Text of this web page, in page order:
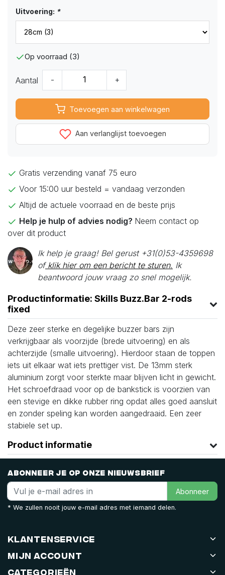
Uitvoering: *
Op voorraad (3)
Aantal - +
Toevoegen aan winkelwagen
Aan verlanglijst toevoegen
Gratis verzending vanaf 75 euro
Voor 15:00 uur besteld = vandaag verzonden
Altijd de actuele voorraad en de beste prijs
Help je hulp of advies nodig? Neem contact op
over dit product
Ik help je graag! Bel gerust +31(0)53-4359698
ofklik hier om een bericht te sturen. Ik
beantwoord jouw vraag zo snel mogelijk.
Productinformatie: Skills Buzz.Bar 2-rods
fixed
Deze zeer sterke en degelijke buzzer bars zijn
verkrijgbaar als voorzijde (brede uitvoering) en als
achterzijde (smalle uitvoering). Hierdoor staan de toppen
iets uit elkaar wat iets prettiger vist. De 13mm sterk
aluminium zorgt voor sterkte maar blijven licht in gewicht.
Het schroefdraad voor op de bankstick is voorzien van
een stevige en dikke rubber ring opdat alles goed aansluit
en zonder speling kan worden aangedraaid. Een zeer
stabiele set up.
Product informatie
Abonneer je op onze nieuwsbrief
Abonneer
* We zullen nooit jouw e-mail adres met iemand delen.
Klantenservice
Mijn account
Categorieën